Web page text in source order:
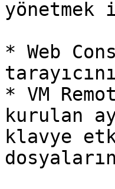
* Web
* VM
kurulan
klavye